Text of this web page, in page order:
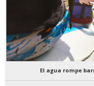
El agua rompe